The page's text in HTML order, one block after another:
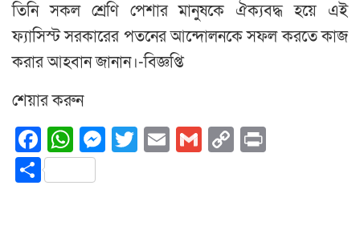
তিনি সকল শ্রেণি পেশার মানুষকে ঐক্যবদ্ধ হয়ে এই
ফ্যাসিস্ট সরকারের পতনের আন্দোলনকে সফল করতে কাজ
করার আহবান জানান।-বিজ্ঞপ্তি
শেয়ার করুন
Facebook
WhatsApp
Messenger
Twitter
EmailGmail
Copy
Share